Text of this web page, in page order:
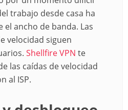
trabajo desde casa ha
ancho de banda. Las
velocidad siguen
Shellfire VPN te
las caídas de velocidad
al ISP.